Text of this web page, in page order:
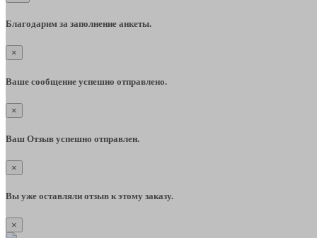
Благодарим за заполнение анкеты.
×
Ваше сообщение успешно отправлено.
×
Ваш Отзыв успешно отправлен.
×
Вы уже оставляли отзыв к этому заказу.
×